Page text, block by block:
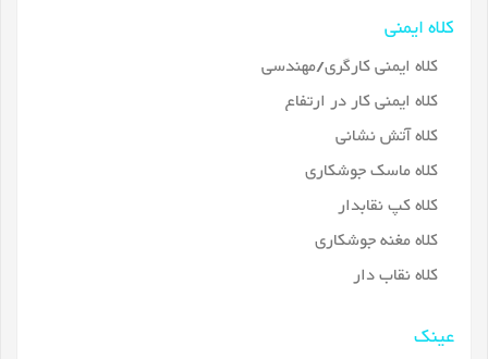
کلاه ایمنی
کلاه ایمنی کارگری/مهندسی
کلاه ایمنی کار در ارتفاع
کلاه آتش نشانی
کلاه ماسک جوشکاری
کلاه کپ نقابدار
کلاه مغنه جوشکاری
کلاه نقاب دار
عینک